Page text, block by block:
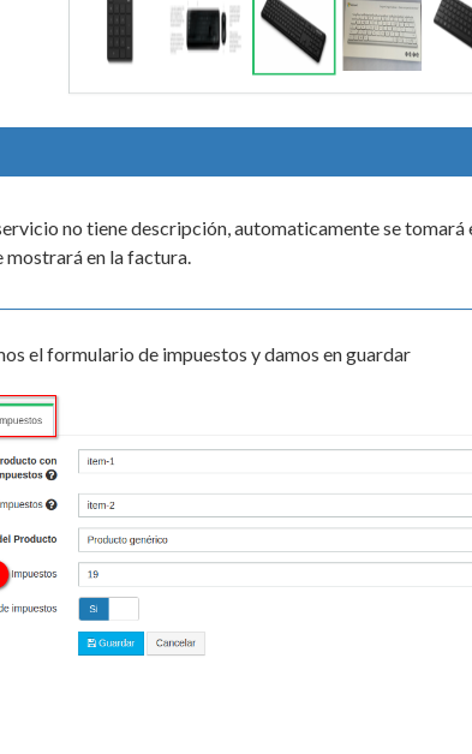
no tiene descripción, automaticamente se
mostrará en la factura.
el formulario de impuestos y damos en guardar